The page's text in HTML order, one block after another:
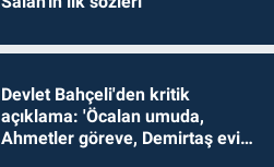
Devlet Bahçeli'den kritik
açıklama: 'Öcalan umuda,
Ahmetler göreve, Demirtaş evine